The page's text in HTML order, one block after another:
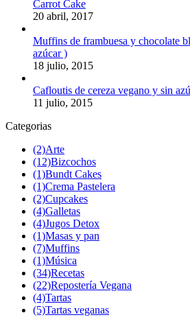
Carrot Cake
20 abril, 2017
Muffins de frambuesa y chocolate
azúcar )
18 julio, 2015
Cafloutis de cereza vegano y sin
11 julio, 2015
Categorias
(2)Arte
(12)Bizcochos
(1)Bundt Cakes
(1)Crema Pastelera
(2)Cupcakes
(4)Galletas
(4)Jugos Detox
(1)Masas y pan
(7)Muffins
(1)Música
(34)Recetas
(22)Repostería Vegana
(4)Tartas
(5)Tartas veganas